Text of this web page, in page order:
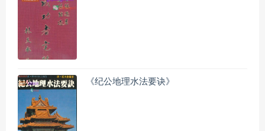
《纪公地理水法要诀》